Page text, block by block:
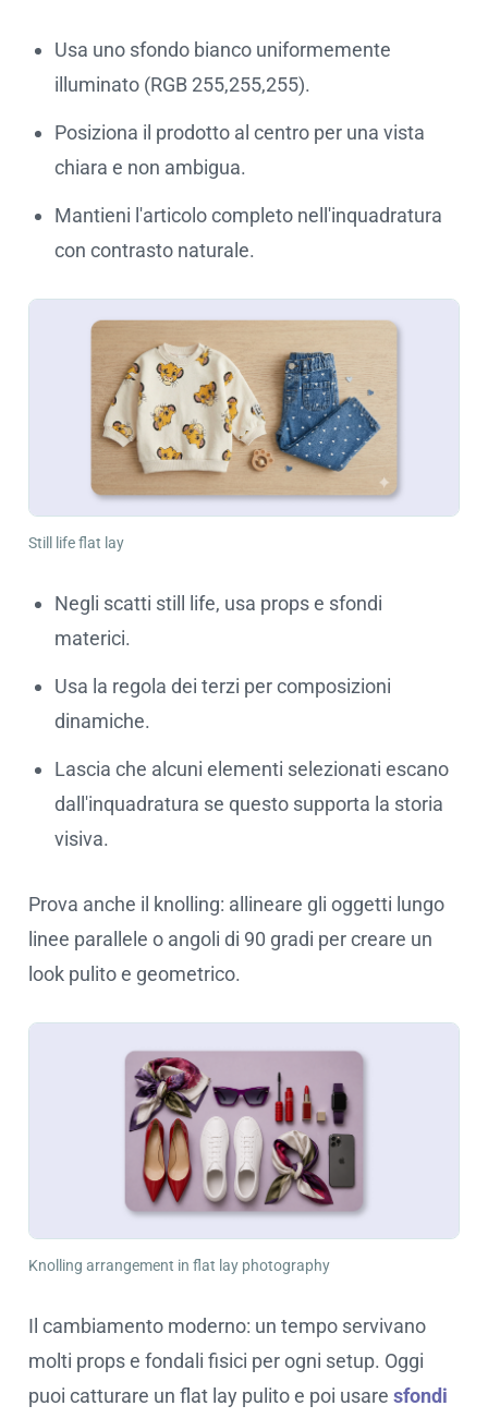
Usa uno sfondo bianco uniformemente
illuminato (RGB 255,255,255).
Posiziona il prodotto al centro per una vista
chiara e non ambigua.
Mantieni l'articolo completo nell'inquadratura
con contrasto naturale.
Still life flat lay
Negli scatti still life, usa props e sfondi
materici.
Usa la regola dei terzi per composizioni
dinamiche.
Lascia che alcuni elementi selezionati escano
dall'inquadratura se questo supporta la storia
visiva.
Prova anche il knolling: allineare gli oggetti lungo
linee parallele o angoli di 90 gradi per creare un
look pulito e geometrico.
Knolling arrangement in flat lay photography
Il cambiamento moderno: un tempo servivano
molti props e fondali fisici per ogni setup. Oggi
puoi catturare un flat lay pulito e poi usare sfondi